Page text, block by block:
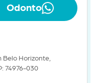
Odonto
Belo Horizonte,
74976-030